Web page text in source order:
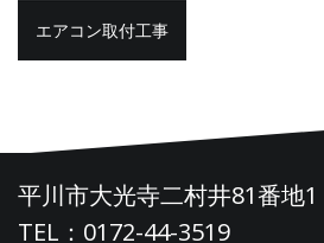
投
ビ
ゲ
エアコン取付工事
平川市大光寺二村井81番地1
TEL：0172-44-3519